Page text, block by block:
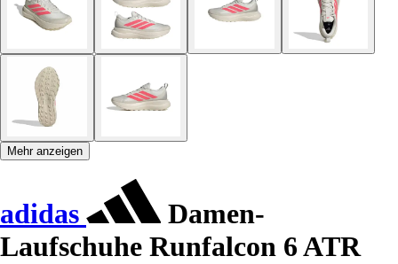
Mehr anzeigen
adidas
Damen-
Laufschuhe Runfalcon 6 ATR